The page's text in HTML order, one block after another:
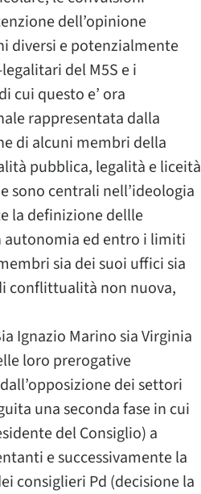
dell’opinione
diversi e potenzialmente
del M5S e i
cui questo e’ ora
rappresentata dalla
di alcuni membri della
pubblica, legalità e liceità
sono centrali nell’ideologia
la definizione dellle
autonomia ed entro i limiti
sia dei suoi uffici sia
conflittualità non nuova,
Ignazio Marino sia Virginia
loro prerogative
dei settori
una seconda fase in cui
del Consiglio) a
e successivamente la
consiglieri Pd (decisione la